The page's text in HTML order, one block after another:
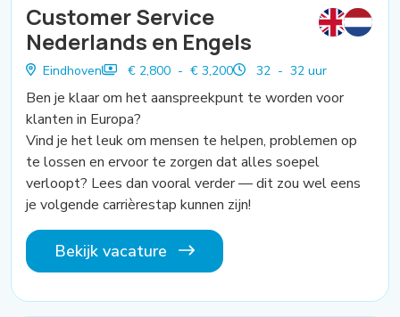
Customer Service
Nederlands en Engels
Eindhoven € 2,800 - € 3,200 32 - 32 uur
Ben je klaar om het aanspreekpunt te worden voor
klanten in Europa?
Vind je het leuk om mensen te helpen, problemen op
te lossen en ervoor te zorgen dat alles soepel
verloopt? Lees dan vooral verder — dit zou wel eens
je volgende carrièrestap kunnen zijn!
Bekijk vacature